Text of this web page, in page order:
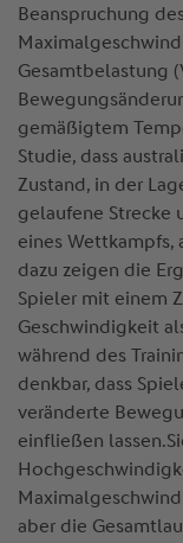
Beanspruchung
Gesamtbelastung
gemäßigtem
Studie, dass
Zustand, in der
gelaufene Strecke
eines Wettkampfs,
dazu zeigen die
Spieler mit einem
Geschwindigkeit
während des
denkbar, dass
veränderte
einfließen
aber die